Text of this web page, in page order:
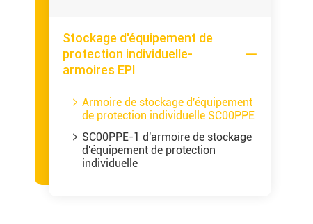
Stockage d'équipement de
protection individuelle-
armoires EPI

 Armoire de stockage d'équipement
de protection individuelle SC00PPE

SC00PPE-1 d'armoire de stockage
d'équipement de protection
individuelle